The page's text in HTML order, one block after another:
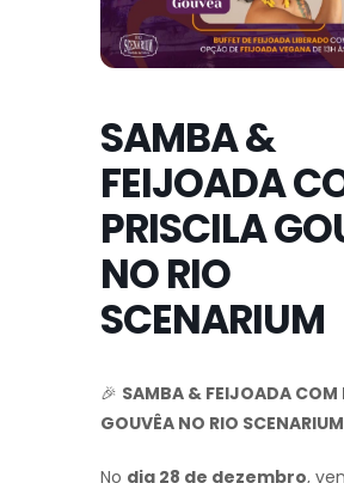
SAMBA &
FEIJOADA
PRISCILA
NO RIO
SCENARIUM
🎉 SAMBA & FEIJOADA COM
GOUVÊA NO RIO SCENARIUM
No dia 28 de dezembro,